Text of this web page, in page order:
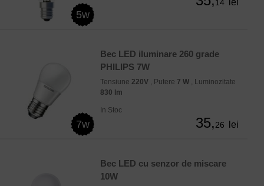
5w
14 lei
7w
Bec LED iluminare 260 grade
PHILIPS 7W
Tensiune 220V , Putere 7 W , Luminozitate
830 lm
In Stoc
35,26 lei
Bec LED cu senzor de miscare
10W